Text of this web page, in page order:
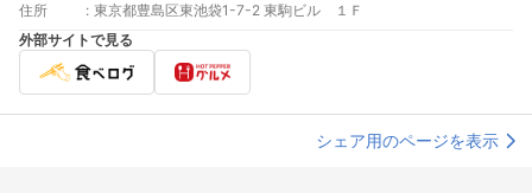
住所 : 東京都豊島区東池袋1-7-2 東駒ビル １Ｆ
外部サイトで見る
シェア用のページを表示